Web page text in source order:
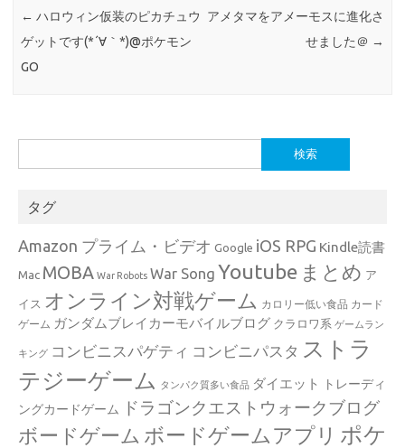
← ハロウィン仮装のピカチュウ
ゲットです(*´∀｀*)@ポケモン
GO
アメタマをアメーモスに進化さ
せました＠ →
索:
タグ
Amazon プライム・ビデオ Google iOS RPG Kindle読書
Mac MOBA War Robots War Song Youtube まとめ ア
イス オンライン対戦ゲーム カロリー低い食品 カード
ゲーム ガンダムブレイカーモバイルブログ クラロワ系 ゲームラン
キング コンビニスパゲティ コンビニパスタ ストラ
テジーゲーム
タンパク質多い食品 ダイエット
トレーディ
ングカードゲーム
ドラゴンクエストウォークブログ
ボードゲーム ボードゲームアプリ ポケ